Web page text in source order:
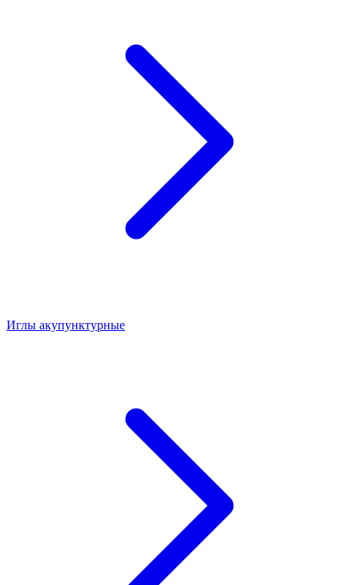
Иглы акупунктурные